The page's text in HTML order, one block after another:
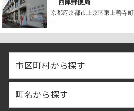
西陣郵便局
京都府京都市上京区東上善寺町
-
市区町村から探す
町名から探す